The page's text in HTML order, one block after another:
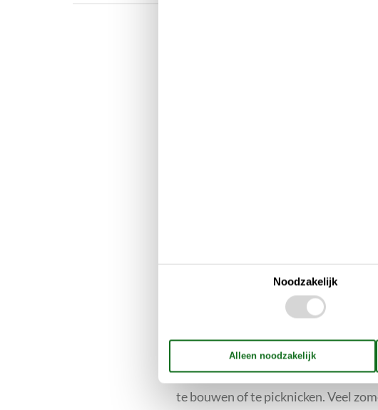
Stranddagen met het
Egå Strand is perfect voor
de Kattegat is het zeewater
te bouwen of te picknicken. Veel
Noodzakelijk